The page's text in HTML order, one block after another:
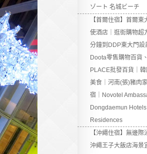
ゾート 名城ビーチ
【首爾住宿】首爾
使酒店｜逛街購物超
分鐘到DDP東大門設
Doota零售購物百貨
PLACE批發百貨｜
美食｜河南(張)豬肉
宿｜Novotel
Dongdaemun
Residences
【沖繩住宿】無邊
沖繩王子大飯店海